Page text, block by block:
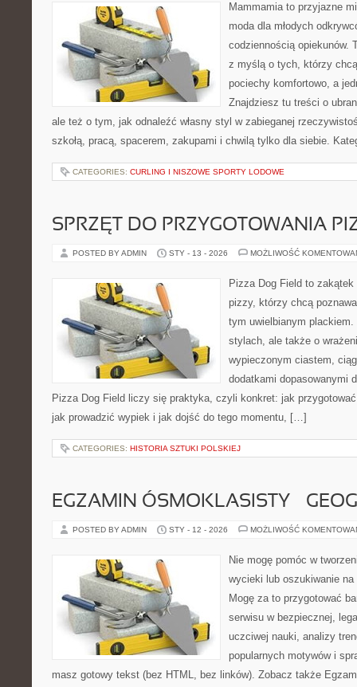
Mammamia to przyjazne
moda dla młodych
codziennością opiekunów.
z myślą o tych, którzy
pociechy komfortowo, a
Znajdziesz tu treści o
ale też o tym, jak odnaleźć własny styl w zabieganej
szkołą, pracą, spacerem, zakupami i chwilą tylko dla siebie.
CATEGORIES: CURLING I NISZOWE SPORTY LODOWE
SPRZĘT DO PRZYGOTOWANIA
POSTED BY ADMIN STY - 13 - 2026 MOŻLIWOŚĆ
Pizza Dog Field to
pizzy, którzy chcą
tym uwielbianym
stylach, ale także o
wypieczonym ciastem,
dodatkami dopasowanymi
Pizza Dog Field liczy się praktyka, czyli konkret: jak
jak prowadzić wypiek i jak dojść do tego momentu, […]
CATEGORIES: HISTORIA SZTUKI POLSKIEJ
EGZAMIN ÓSMOKLASISTY –
POSTED BY ADMIN STY - 12 - 2026 MOŻLIWOŚĆ
Nie mogę pomóc w
wycieki lub oszukiwanie
Mogę za to przygotować
serwisu w bezpiecznej,
uczciwej nauki, analizy
popularnych motywów i
masz gotowy tekst (bez HTML, bez linków). Zobacz także